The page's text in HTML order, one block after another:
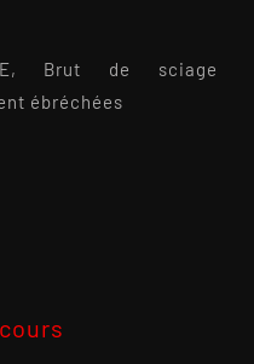
Brut de sciage
ébréchées